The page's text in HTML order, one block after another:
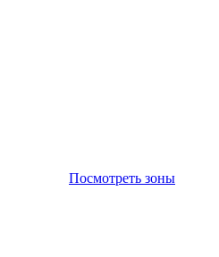
Посмотреть зоны